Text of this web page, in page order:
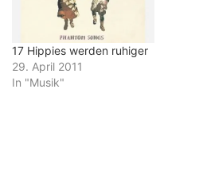
17 Hippies werden ruhiger
29. April 2011
In "Musik"